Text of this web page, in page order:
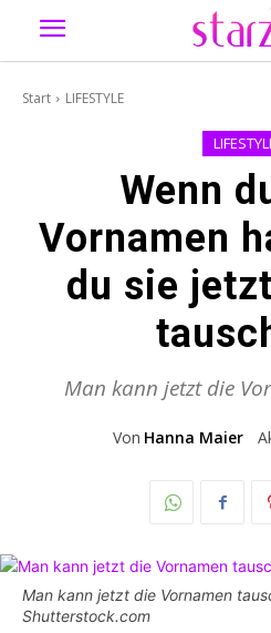
Start LIFESTYLE
Wenn
Vornamen
du sie
Man kann jetzt die
Von Hanna Maier
Man kann jetzt die Vornamen
Shutterstock.com